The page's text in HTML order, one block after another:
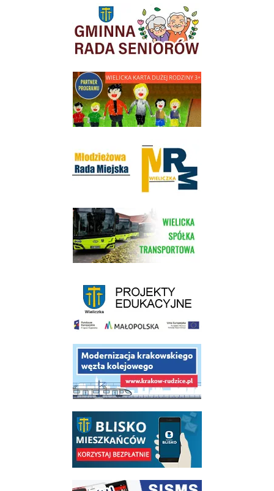
link do strony Gminnej Rady Seniorow - Wieliczka
link do strony - Wielicka Karta Dużej Rodziny
link do strony Wielickiej Spółki Transportowej
link do opisu projektu budowy linii kolejowej Krakow Rudzice
link do opisu aplikacji - BLISKO, Gmina Wieliczka w aplikacji Blisko
link do strony systemu wczesnego ostrzegania mieszkańców SISMS